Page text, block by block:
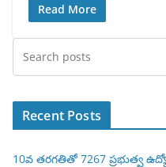
Read More
Recent Posts
10వ తరగతితో 7267 ప్రభుత్వ